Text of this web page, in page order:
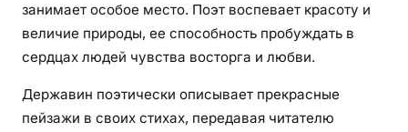
занимает особое место. Поэт воспевает красоту и
величие природы, ее способность пробуждать в
сердцах людей чувства восторга и любви.
Державин поэтически описывает прекрасные
пейзажи в своих стихах, передавая читателю